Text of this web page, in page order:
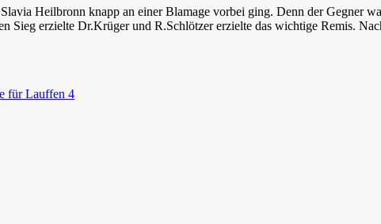
Heilbronn knapp an einer Blamage vorbei ging. Denn der Gegner
erzielte Dr.Krüger und R.Schlötzer erzielte das wichtige Remis.
für Lauffen 4